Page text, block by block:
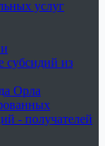
услуг
субсидий из
Орла
- получателей